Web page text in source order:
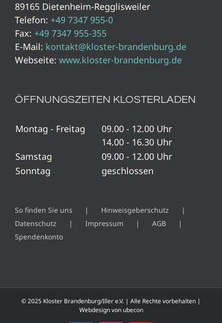
89165 Dietenheim-Regglisweiler
Telefon: +49 7347 955-0
Fax: +49 7347 955-355
E-Mail: kontakt@kloster-brandenburg.de
Webseite: www.kloster-brandenburg.de
ÖFFNUNGSZEITEN KLOSTERLADEN
Montag - Freitag
09.00 - 12.00 Uhr
14.00 - 16.30 Uhr
Samstag
09.00 - 12.00 Uhr
Sonntag
geschlossen
So finden Sie uns
Hinweisgeberschutz
Datenschutz
Impressum
AGB
Spendenkonto
© 2025 Kloster Brandenburg/Iller e.V. | Alle Rechte vorbehalten |
Webdesign von ubecon